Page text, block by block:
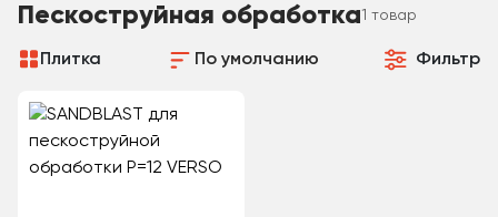
Пескоструйная обработка1 товар
Плитка По умолчанию Фильтр